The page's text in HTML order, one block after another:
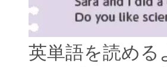
英単語を読め